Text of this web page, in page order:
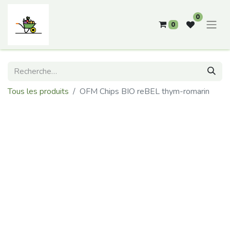
0
0
Tous les produits OFM Chips BIO reBEL thym-romarin